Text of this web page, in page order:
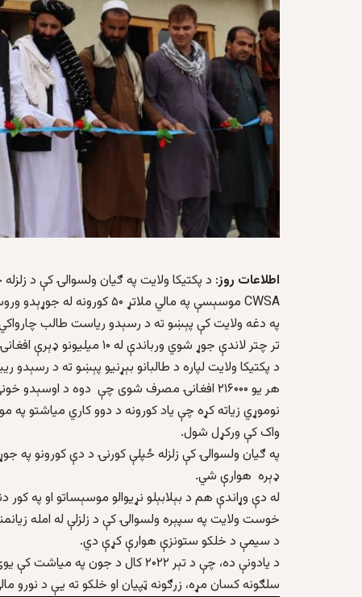
اطلاعات روز: د پکتیکا ولایت په ګیان ولسوالۍ کې د زلزله
CWSA موسېسې په مالي ملاتړ ۵۰ کورونه له جوړېدو وروسته ګټې اخیستنې ته وسپارل شول.
په دغه ولایت کې پېښو ته د رسېدو ریاست طالب
تر چتر لاندې جوړ شوي ورباندې له ۱۰ میلیونو ډېرې افغانۍ لګښت راغلی دی.
هر یو ۲۱۶۰۰۰ افغانۍ مصرف شوی چې دوه د اوسېدو خونې، دهلیز او یو پخلنځی پکې شامل دي.
نوموړي زیاته کړه چې یاد کورونه د دوو کاري میاشتو په
واک کې ورکړل شول.
په ګیان ولسوالۍ کې زلزله ځپلې کورنۍ د دې کورونو
ډېره هوارې شي.
له دې وړاندې هم د بېلابېلو نړیوالو موسېساتو او په
خوست ولایت په سپېره ولسوالۍ کې د زلزلې له امله
د سیمې د خلکو ستونزې هوارې کړې دي.
د یادونې ده، چې د تېر ۲۰۲۲ کال د
سلګونه کسان مړه، زرګونه ټپیان او خلکو ته یې د نورو